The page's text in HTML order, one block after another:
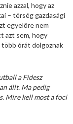
azzal, hogy az
– térség gazdasági
egyelőre nem
azt sem, hogy
órát dolgoznak
a Fidesz
állt. Ma pedig
Mire kell most a foci